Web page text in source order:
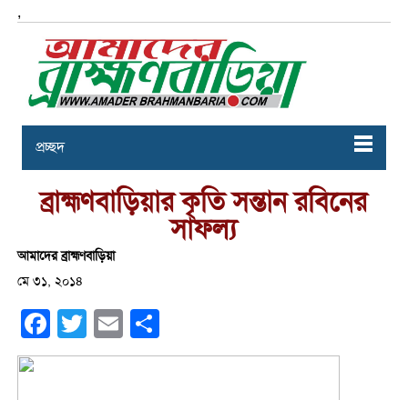
,
প্রচ্ছদ
ব্রাহ্মণবাড়িয়ার কৃতি সন্তান রবিনের
সাফল্য
আমাদের ব্রাহ্মণবাড়িয়া
মে ৩১, ২০১৪
Facebook
Twitter Email